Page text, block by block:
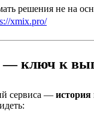
решения не на
xmix.pro/
— ключ к
сервиса — история